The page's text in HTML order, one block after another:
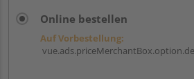
Online bestellen
Auf Vorbestellung: